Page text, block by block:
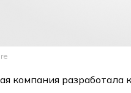
компания